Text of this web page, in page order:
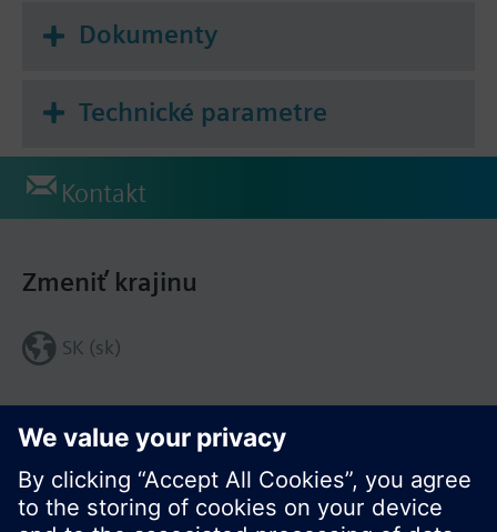
Dokumenty
Technické parametre
Kontakt
Zdieľať túto stránku:
Zmeniť krajinu
SK (sk)